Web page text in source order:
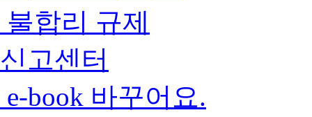
불합리 규제
신고센터
e-book 바꾸어요.